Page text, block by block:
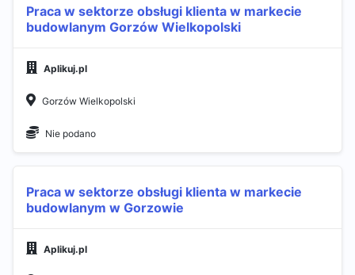
Praca w sektorze obsługi klienta w markecie
budowlanym Gorzów Wielkopolski
Aplikuj.pl
Gorzów Wielkopolski
Nie podano
Praca w sektorze obsługi klienta w markecie
budowlanym w Gorzowie
Aplikuj.pl